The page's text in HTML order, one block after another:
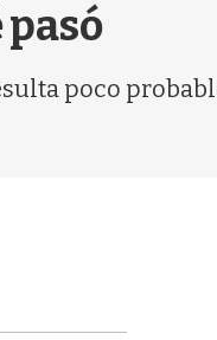
poco